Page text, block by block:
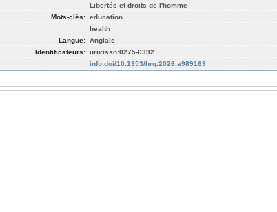
Libertés et droits de l'homme
Mots-clés: education
health
Langue: Anglais
Identificateurs: urn:issn:0275-0392
info:doi/10.1353/hrq.2026.a989163